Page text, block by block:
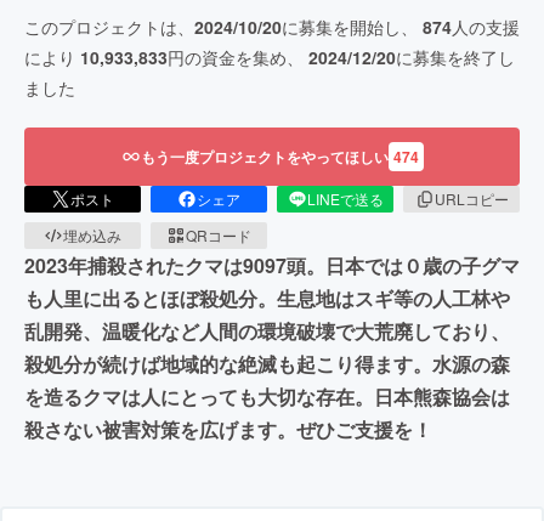
このプロジェクトは、 2024/10/20に募集を開始し、 874人の支援
により 10,933,833円の資金を集め、 2024/12/20に募集を終了し
ました
もう一度プロジェクトをやってほしい 474
ポスト シェア LINEで送る
URLコピー
埋め込み
QRコード
2023年捕殺されたクマは9097頭。日本では０歳の子グマ
も人里に出るとほぼ殺処分。生息地はスギ等の人工林や
乱開発、温暖化など人間の環境破壊で大荒廃しており、
殺処分が続けば地域的な絶滅も起こり得ます。水源の森
を造るクマは人にとっても大切な存在。日本熊森協会は
殺さない被害対策を広げます。ぜひご支援を！